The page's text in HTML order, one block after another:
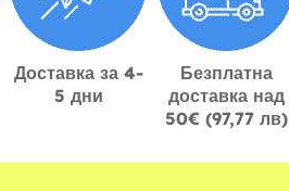
Доставка за 4-
5 дни
Безплатна
доставка над
50€ (97,77 лв)